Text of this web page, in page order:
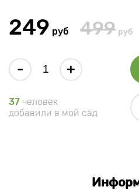
249 руб 499 руб
- +
37 человек
добавили в мой сад